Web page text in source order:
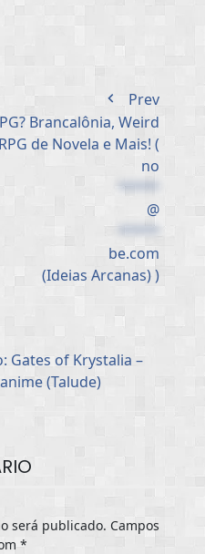
Prev
Brancalônia, Weird
de Novela e Mais! (
no
*****
@
*****
be.com
(Ideias Arcanas) )
Gates of Krystalia –
(Talude)
será publicado. Campos
*